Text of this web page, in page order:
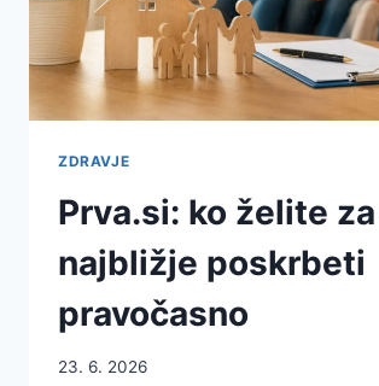
ZDRAVJE
Prva.si: ko želite
najbližje poskrbeti
pravočasno
23. 6. 2026